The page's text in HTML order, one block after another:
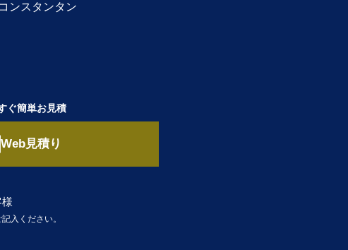
ンスタンタン
ぐ簡単お見積
Web見積り
入ください。